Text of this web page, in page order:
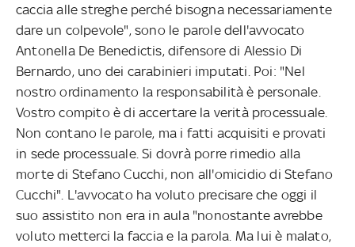
caccia alle streghe perché bisogna necessariamente
dare un colpevole", sono le parole dell'avvocato
Antonella De Benedictis, difensore di Alessio Di
Bernardo, uno dei carabinieri imputati. Poi: "Nel
nostro ordinamento la responsabilità è personale.
Vostro compito è di accertare la verità processuale.
Non contano le parole, ma i fatti acquisiti e provati
in sede processuale. Si dovrà porre rimedio alla
morte di Stefano Cucchi, non all'omicidio di Stefano
Cucchi". L'avvocato ha voluto precisare che oggi il
suo assistito non era in aula "nonostante avrebbe
voluto metterci la faccia e la parola. Ma lui è malato,